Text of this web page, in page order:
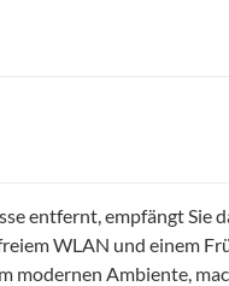
entfernt, empfängt Sie
WLAN und einem
modernen Ambiente,